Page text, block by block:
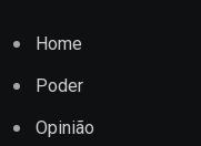
Home
Poder
Opinião